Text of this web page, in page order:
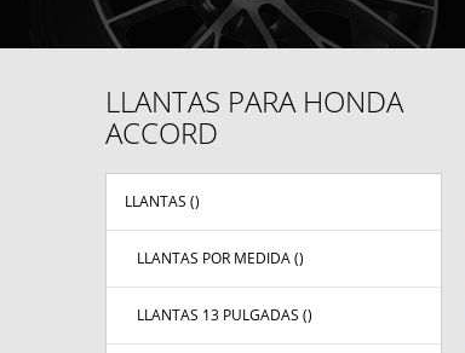
LLANTAS PARA HONDA
ACCORD
LLANTAS ()
LLANTAS POR MEDIDA ()
LLANTAS 13 PULGADAS ()